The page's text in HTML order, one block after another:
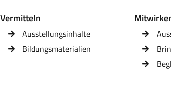
Vermitteln
Ausstellungsinhalte
Bildungsmaterialien